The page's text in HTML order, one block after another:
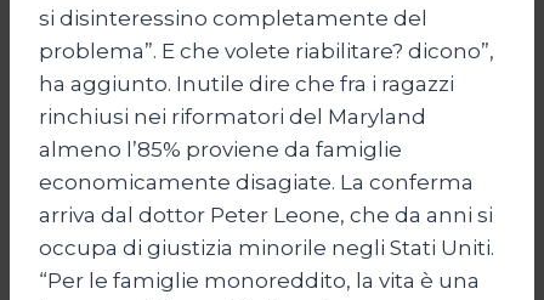
si disinteressino completamente del
problema”. E che volete riabilitare? dicono”,
ha aggiunto. Inutile dire che fra i ragazzi
rinchiusi nei riformatori del Maryland
almeno l’85% proviene da famiglie
economicamente disagiate. La conferma
arriva dal dottor Peter Leone, che da anni si
occupa di giustizia minorile negli Stati Uniti.
“Per le famiglie monoreddito, la vita è una